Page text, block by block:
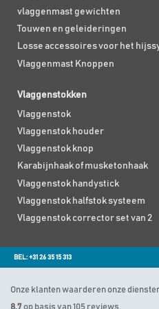
vlaggenmast gewichten
Touwen en geleideringen
Losse accessoires voor het
Vlaggenmast Knoppen
Vlaggenstokken
Vlaggenstok
Vlaggenstok houder
Vlaggenstok knop
Karabijnhaak of musketonhaak
Vlaggenstok handystick
Vlaggenstok halfstok systeem
Vlaggenstok corrector set van 2
BEL: +31 26 35 15 313
Onze klanten waarderen onze